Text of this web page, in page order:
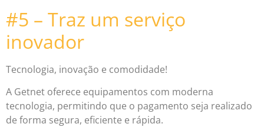
#5 – Traz um serviço
inovador
Tecnologia, inovação e comodidade!
A Getnet oferece equipamentos com moderna
tecnologia, permitindo que o pagamento seja realizado
de forma segura, eficiente e rápida.